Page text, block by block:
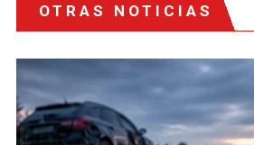
OTRAS NOTICIAS